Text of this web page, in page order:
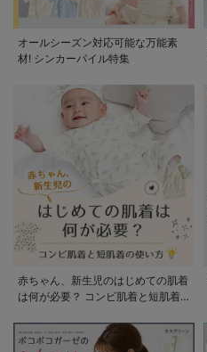
オールシーズン対応可能な万能素
材! シンカーパイル特集
赤ちゃん、新生児のはじめての肌着
は何が必要？ コンビ肌着と短肌着